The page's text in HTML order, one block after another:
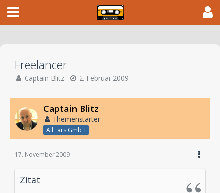
Freelancer
Captain Blitz 2. Februar 2009
Captain Blitz
Themenstarter
All Ears GmbH
17. November 2009
Zitat